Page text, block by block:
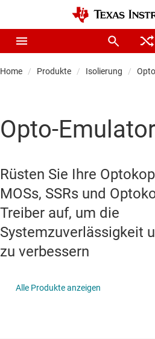
Home Produkte Isolierung
Opto-
Rüsten Sie Ihre
MOSs, SSRs und
Treiber auf, um die
Systemzuverlässigkeit
zu verbessern
Alle Produkte anzeigen